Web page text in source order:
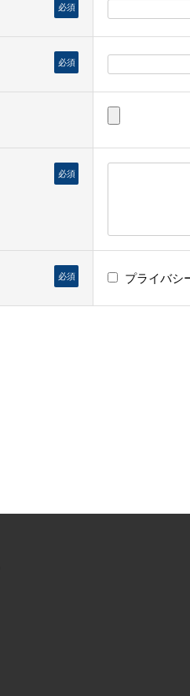
必須
必須
必須
必須 プライバシ